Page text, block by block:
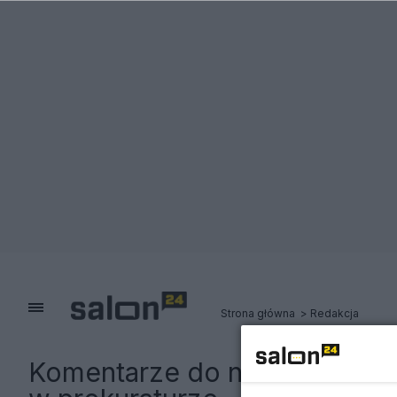
Strona główna Redakcja
Komentarze do notki:Szpieg